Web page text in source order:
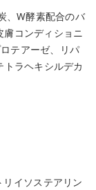
W酵素配合のバ
コンディショニ
テアーゼ、リパ
ラヘキシルデカ
イソステアリン